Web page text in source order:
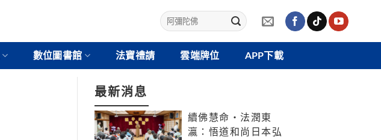
數位圖書館 法寶禮請 雲端牌位 APP下載
最新消息
續佛慧命‧法潤東
瀛：悟道和尚日本弘